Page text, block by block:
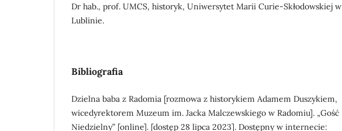
Dr hab., prof. UMCS, historyk, Uniwersytet Marii Curie-Skłodowskiej w
Lublinie.
Bibliografia
Dzielna baba z Radomia [rozmowa z historykiem Adamem Duszykiem,
wicedyrektorem Muzeum im. Jacka Malczewskiego w Radomiu]. „Gość
Niedzielny” [online]. [dostęp 28 lipca 2023]. Dostępny w internecie: